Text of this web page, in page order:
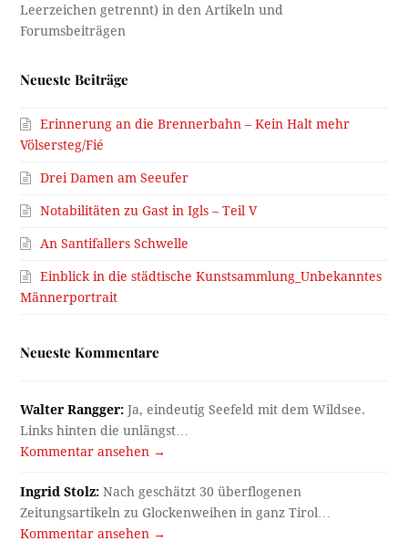
Neueste Beiträge
Erinnerung an die Brennerbahn – Kein Halt mehr
Völsersteg/Fié
Drei Damen am Seeufer
Notabilitäten zu Gast in Igls – Teil V
An Santifallers Schwelle
Einblick in die städtische Kunstsammlung_Unbekanntes
Männerportrait
Neueste Kommentare
Walter Rangger: Ja, eindeutig Seefeld mit dem Wildsee.
Links hinten die unlängst…
Kommentar ansehen →
Ingrid Stolz: Nach geschätzt 30 überflogenen
Zeitungsartikeln zu Glockenweihen in ganz Tirol…
Kommentar ansehen →